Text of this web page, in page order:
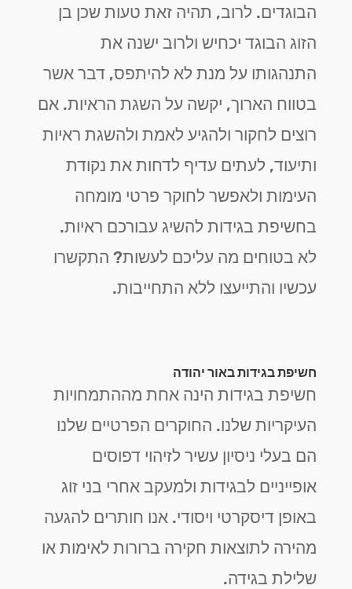
הבוגדים. לרוב, תהיה זאת טעות שכן בן
הזוג הבוגד יכחיש ולרוב ישנה את
התנהגותו על מנת לא להיתפס, דבר אשר
בטווח הארוך, יקשה על השגת הראיות. אם
רוצים לחקור ולהגיע לאמת ולהשגת ראיות
ותיעוד, לעתים עדיף לדחות את נקודת
העימות ולאפשר לחוקר פרטי מומחה
בחשיפת בגידות להשיג עבורכם ראיות.
לא בטוחים מה עליכם לעשות? התקשרו
עכשיו והתייעצו ללא התחייבות.
חשיפת בגידות באור יהודה
חשיפת בגידות הינה אחת מההתמחויות
העיקריות שלנו. החוקרים הפרטיים שלנו
הם בעלי ניסיון עשיר לזיהוי דפוסים
אופייניים לבגידות ולמעקב אחרי בני זוג
באופן דיסקרטי ויסודי. אנו חותרים להגעה
מהירה לתוצאות חקירה ברורות לאימות או
שלילת בגידה.